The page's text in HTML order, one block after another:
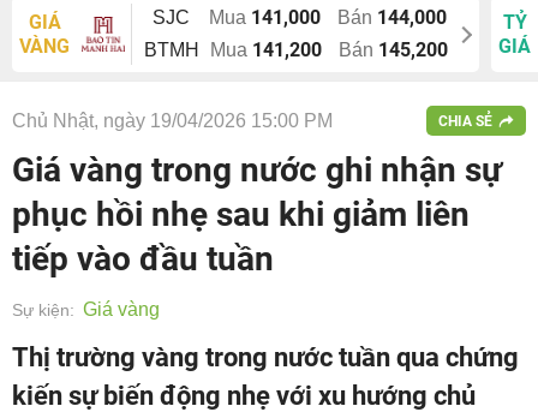
GIÁ
VÀNG
SJC Mua 141,000 Bán 144,000
BTMH Mua 141,200 Bán 145,200
TỶ
GIÁ
Chủ Nhật, ngày 19/04/2026 15:00 PM CHIA SẺ
Giá vàng trong nước ghi nhận sự
phục hồi nhẹ sau khi giảm liên
tiếp vào đầu tuần
Sự kiện: Giá vàng
Thị trường vàng trong nước tuần qua chứng
kiến sự biến động nhẹ với xu hướng chủ